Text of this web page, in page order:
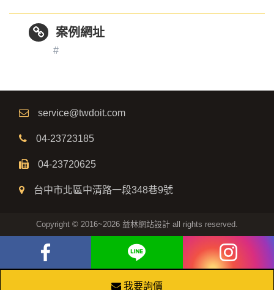
案例網址
#
service@twdoit.com
04-23723185
04-23720625
台中市北區中清路一段348巷9號
Copyright © 2016~2026 益林網站設計 all rights reserved.
我要詢價